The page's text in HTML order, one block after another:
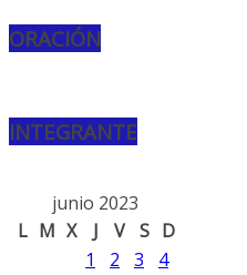
ORACIÓN
INTEGRANTE
junio 2023
L M X J V S D
1
2 3
4